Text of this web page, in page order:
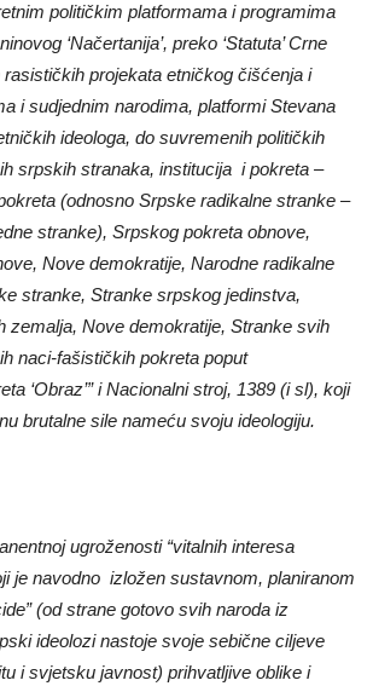
političkim platformama i programima
‘Načertanija’, preko ‘Statuta’ Crne
rasističkih projekata etničkog čišćenja i
i sudjednim narodima, platformi Stevana
čkih ideologa, do suvremenih političkih
srpskih stranaka, institucija i pokreta –
(odnosno Srpske radikalne stranke –
stranke), Srpskog pokreta obnove,
Nove demokratije, Narodne radikalne
stranke, Stranke srpskog jedinstva,
zemalja, Nove demokratije, Stranke svih
naci-fašističkih pokreta poput
‘Obraz’” i Nacionalni stroj, 1389 (i sl), koji
brutalne sile nameću svoju ideologiju.
ugroženosti “vitalnih interesa
je navodno izložen sustavnom, planiranom
(od strane gotovo svih naroda iz
ideolozi nastoje svoje sebične ciljeve
i svjetsku javnost) prihvatljive oblike i